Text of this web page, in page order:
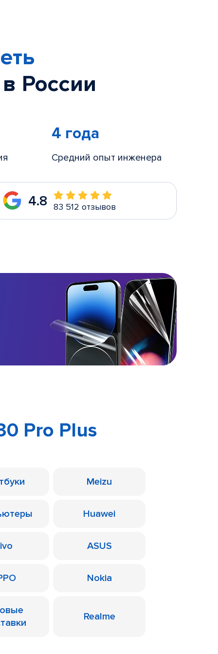
России
4 года
Средний опыт инженера
4.8 83 512 отзывов
Pro Plus
Meizu
Huawei
ASUS
Nokia
Realme